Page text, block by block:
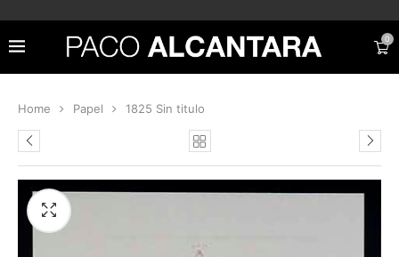
0
Home Papel 1825 Sin titulo